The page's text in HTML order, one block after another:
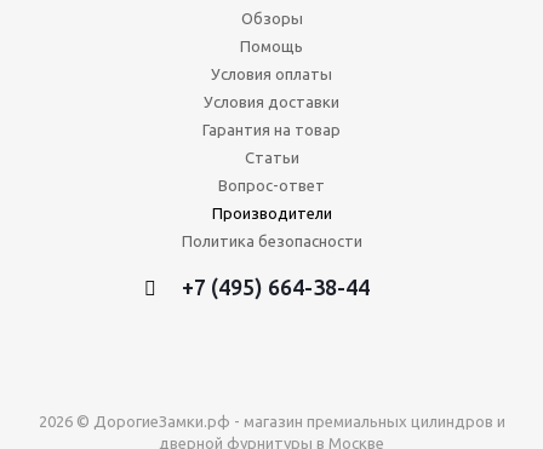
Обзоры
Помощь
Условия оплаты
Условия доставки
Гарантия на товар
Статьи
Вопрос-ответ
Производители
Политика безопасности
+7 (495) 664-38-44
2026 © ДорогиеЗамки.рф - магазин премиальных цилиндров и
дверной фурнитуры в Москве